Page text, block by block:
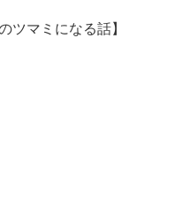
のツマミになる話】